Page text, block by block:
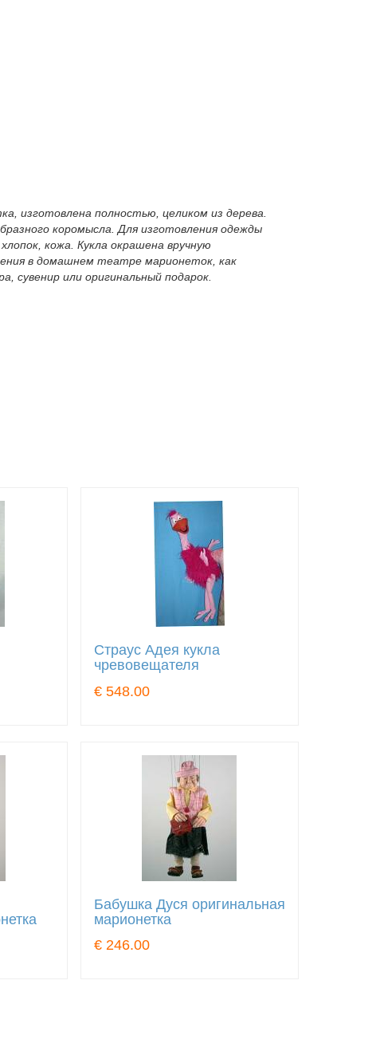
изготовлена полностью, целиком из дерева.
коромысла. Для изготовления одежды
кожа. Кукла окрашена вручную
в домашнем театре марионеток, как
или оригинальный подарок.
Страус Адея кукла
чревовещателя
€ 548.00
Бабушка Дуся оригинальная
марионетка
€ 246.00